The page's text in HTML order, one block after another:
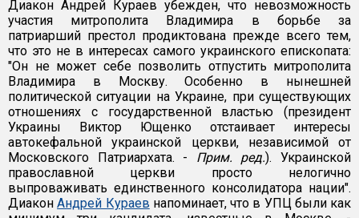
Диакон Андрей Кураев убежден, что невозможность
участия митрополита Владимира в борьбе за
патриарший престол продиктована прежде всего тем,
что это не в интересах самого украинского епископата:
"Он не может себе позволить отпустить митрополита
Владимира в Москву. Особенно в нынешней
политической ситуации на Украине, при существующих
отношениях с государственной властью (президент
Украины Виктор Ющенко отстаивает интересы
автокефальной украинской церкви, независимой от
Московского Патриархата. - Прим. ред.). Украинской
православной церкви просто нелогично
выпроваживать единственного консолидатора нации".
ДиаконАндрей Кураев напоминает, что в УПЦ были как